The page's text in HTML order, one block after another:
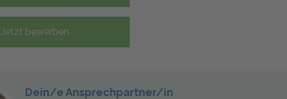
Jetzt bewerben
Dein/e Ansprechpartner/in